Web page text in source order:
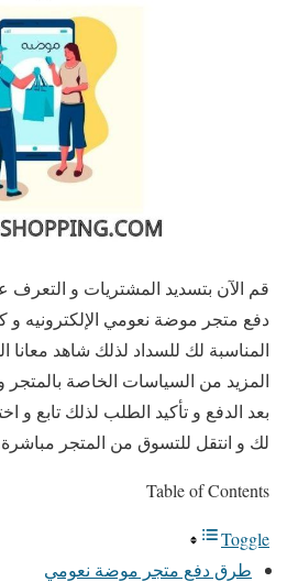
قم الآن بتسديد المشتريات و
دفع متجر موضة نعومي الإلكترونيه و
المناسبة لك للسداد لذلك شاهد معانا
المزيد من السياسات الخاصة بالمتجر
بعد الدفع و تأكيد الطلب لذلك تابع و
لك و انتقل للتسوق من المتجر
Table of Contents
Toggle
طرق دفع متجر موضة نعومي